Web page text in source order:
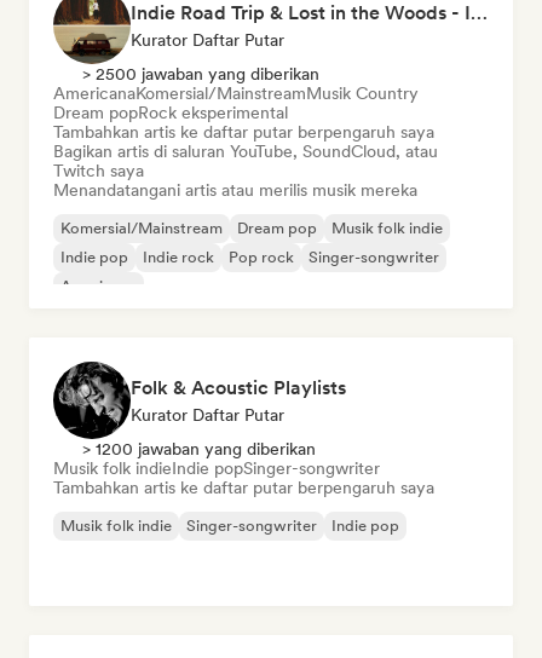
Indie Road Trip & Lost in the Woods - Indie Folk, Folk Pop, Folk Rock & Singer-Songwriter
Kurator Daftar Putar
> 2500 jawaban yang diberikan
AmericanaKomersial/MainstreamMusik Country
Dream popRock eksperimental
Tambahkan artis ke daftar putar berpengaruh saya
Bagikan artis di saluran YouTube, SoundCloud, atau
Twitch saya
Menandatangani artis atau merilis musik mereka
Komersial/Mainstream Dream pop
Musik folk indie
Indie pop
Indie rock Pop rock
Singer-songwriter
Americana
Folk & Acoustic Playlists
Kurator Daftar Putar
> 1200 jawaban yang diberikan
Musik folk indieIndie popSinger-songwriter
Tambahkan artis ke daftar putar berpengaruh saya
Musik folk indie Singer-songwriter Indie pop